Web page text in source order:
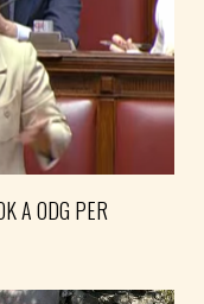
A ODG PER